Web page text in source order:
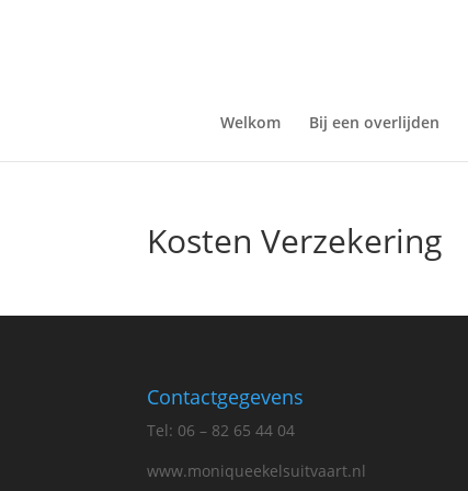
Welkom Bij een overlijden
Kosten Verzekering
Contactgegevens
Tel: 06 – 82 65 44 04
www.moniqueekelsuitvaart.nl